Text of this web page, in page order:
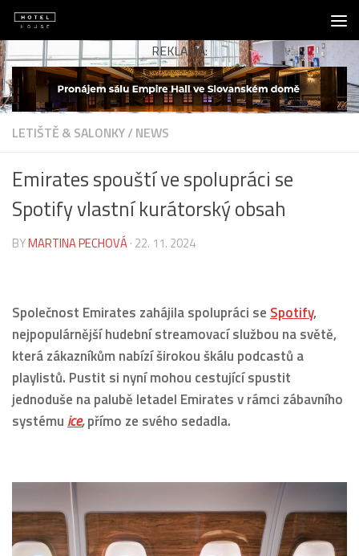
Skip to content
REKLAMA:
LETIŠTĚ & SALONKY/NEWS
Emirates spouští ve spolupráci se
Spotify vlastní kurátorský obsah
BYMARTINA PECHOVÁ· 22. 11. 2024
Společnost Emirates zahájila spolupráci se Spotify,
nejpopulárnější hudební streamovací službou na světě,
která zákazníkům nabízí širokou škálu podcastů a
playlistů. Pustit si nyní mohou cestující spustit
jednoduše na palubě letadel Emirates v rámci zábavního
systému ice,přímo ze svého sedadla.